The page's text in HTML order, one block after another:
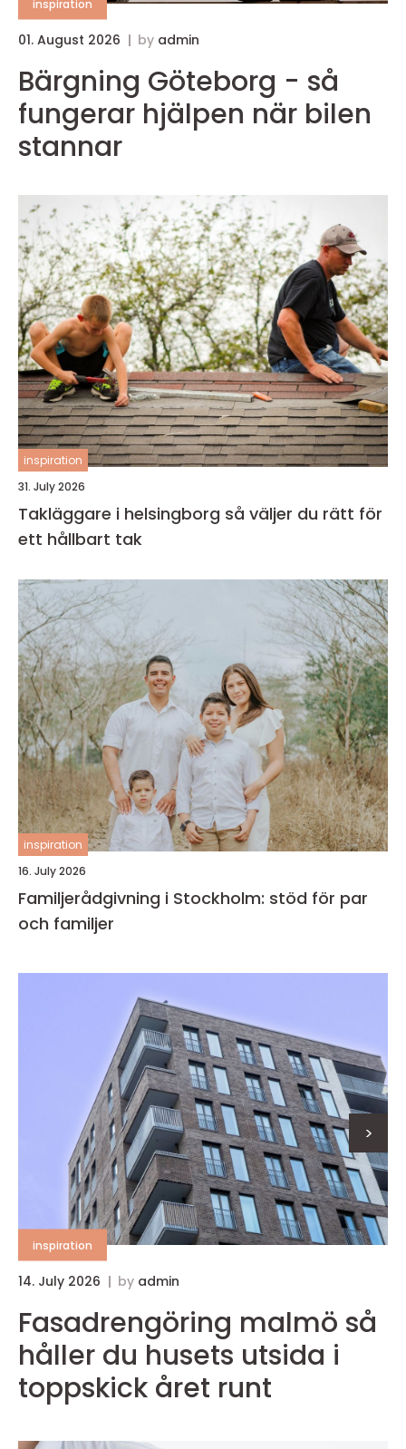
inspiration
01. August 2026 by admin
Bärgning Göteborg - så
fungerar hjälpen när bilen
stannar
inspiration
31. July 2026
Takläggare i helsingborg så väljer du rätt för
ett hållbart tak
inspiration
16. July 2026
Familjerådgivning i Stockholm: stöd för par
och familjer
inspiration
14. July 2026 by admin
Fasadrengöring malmö så
håller du husets utsida i
toppskick året runt
>